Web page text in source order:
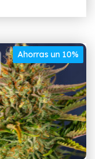
Ahorras un 10%